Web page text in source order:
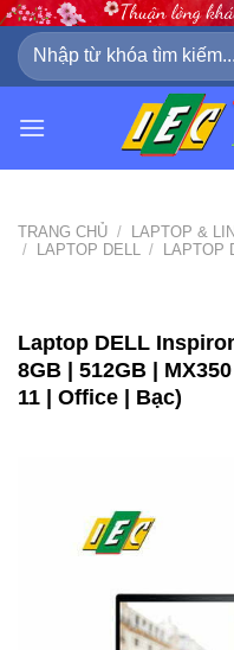
Skip
content
Tìm
kiếm:
TRANG CHỦ / LAPTOP &
/
LAPTOP DELL / LAPTOP
Laptop DELL
8GB | 512GB |
11 | Office | Bạc)